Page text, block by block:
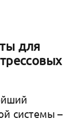
для
системы –